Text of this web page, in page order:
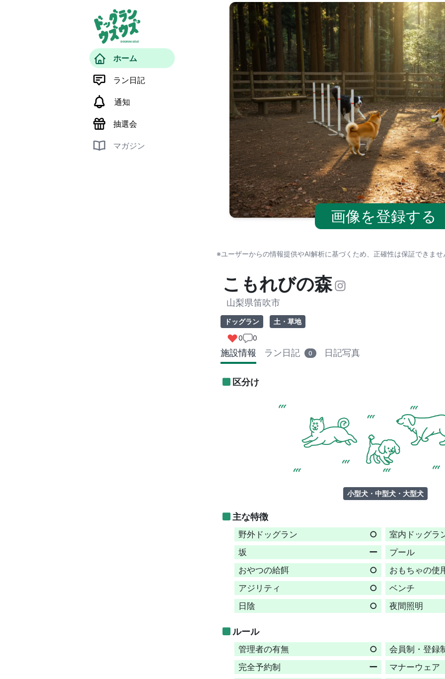
ホーム
ラン日記
通知
抽選会
マガジン
画像を登録する
※ユーザーからの情報提供やAI解析に基づくため、正確性は保証できま
こもれびの森
山梨県笛吹市
ドッグラン
土・草地
0
0
施設情報 ラン日記 0 日記写真
区分け
小型犬・中型犬・大型犬
主な特徴
野外ドッグラン ○
室内ドッグラ
坂
ー
プール
おやつの給餌
○
おもちゃの使
アジリティ
○
ベンチ
日陰
○ 夜間照明
ルール
管理者の有無 ○
会員制・登録
完全予約制
ー
マナーウェア